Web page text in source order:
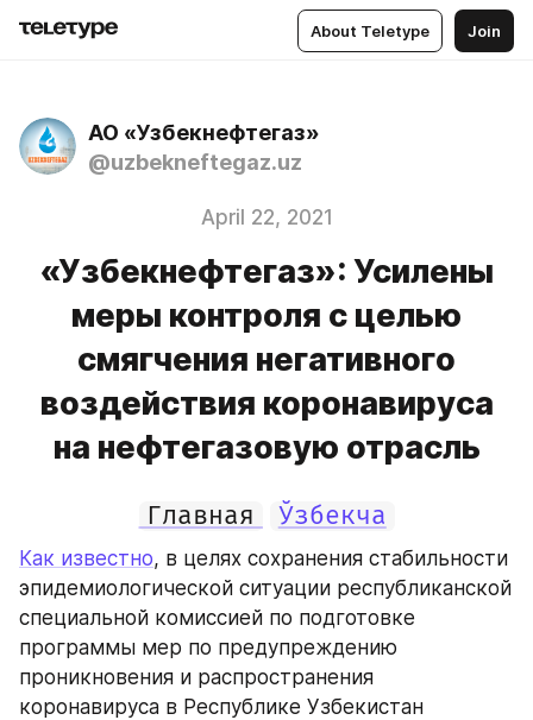
About Teletype Join
АО «Узбекнефтегаз»
@uzbekneftegaz.uz
April 22, 2021
«Узбекнефтегаз»: Усилены
меры контроля с целью
смягчения негативного
воздействия коронавируса
на нефтегазовую отрасль
Главная Ўзбекча
Как известно, в целях сохранения стабильности
эпидемиологической ситуации республиканской
специальной комиссией по подготовке
программы мер по предупреждению
проникновения и распространения
коронавируса в Республике Узбекистан